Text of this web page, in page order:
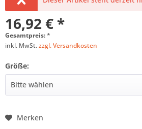
16,92 € *
Gesamtpreis:*
inkl. MwSt.zzgl. Versandkosten
Größe:
Merken